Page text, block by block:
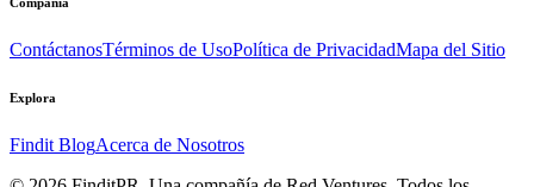
ContáctanosTérminos de UsoPolítica de PrivacidadMapa del Sitio
Explora
Findit BlogAcerca de Nosotros